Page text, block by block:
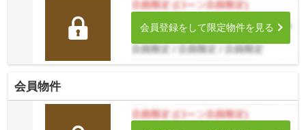
会員登録をして限定物件を見る
会員物件